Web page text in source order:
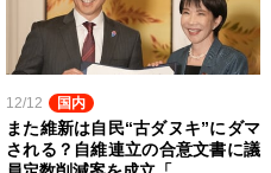
12/12 国内
また維新は自民“古ダヌキ”にダマ
される？自維連立の合意文書に議